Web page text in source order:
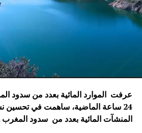
عرفت الموارد المائية بعدد من سدود
24 ساعة الماضية، ساهمت في تحسين
المنشآت المائية بعدد من سدود المغرب